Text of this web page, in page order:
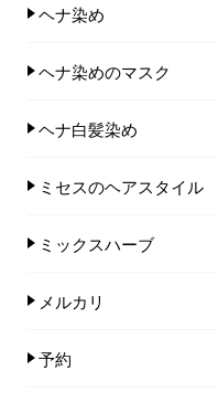
ヘナ染め
ヘナ染めのマスク
ヘナ白髪染め
ミセスのヘアスタイル
ミックスハーブ
メルカリ
予約